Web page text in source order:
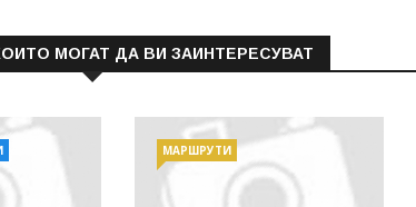
МОГАТ ДА ВИ ЗАИНТЕРЕСУВАТ
МАРШРУТИ